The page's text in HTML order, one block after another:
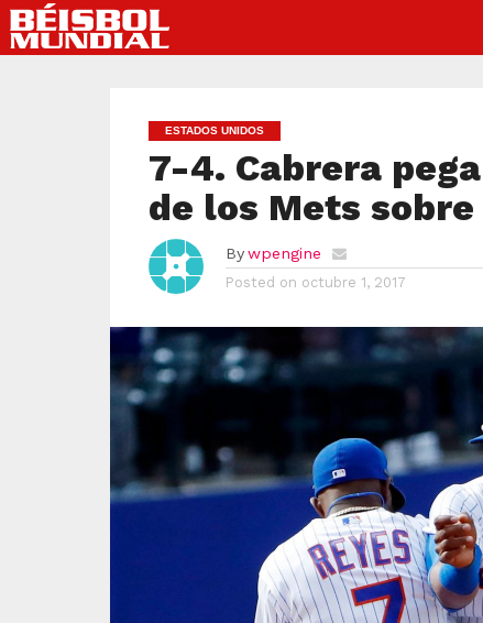
ESTADOS UNIDOS
7-4. Cabrera
de los Mets
By wpengine
Posted on octubre 1, 2017